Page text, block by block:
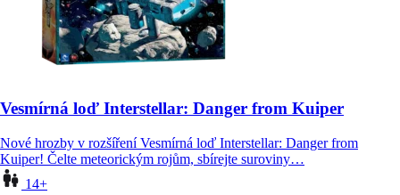
Vesmírná loď Interstellar: Danger from Kuiper
Nové hrozby v rozšíření Vesmírná loď Interstellar: Danger from
Kuiper! Čelte meteorickým rojům, sbírejte suroviny…
14+